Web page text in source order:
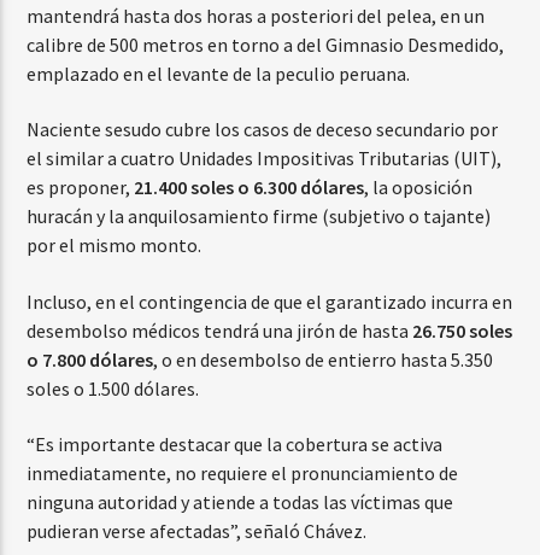
mantendrá hasta dos horas a posteriori del pelea, en un
calibre de 500 metros en torno a del Gimnasio Desmedido,
emplazado en el levante de la peculio peruana.
Naciente sesudo cubre los casos de deceso secundario por
el similar a cuatro Unidades Impositivas Tributarias (UIT),
es proponer, 21.400 soles o 6.300 dólares, la oposición
huracán y la anquilosamiento firme (subjetivo o tajante)
por el mismo monto.
Incluso, en el contingencia de que el garantizado incurra en
desembolso médicos tendrá una jirón de hasta 26.750 soles
o 7.800 dólares, o en desembolso de entierro hasta 5.350
soles o 1.500 dólares.
“Es importante destacar que la cobertura se activa
inmediatamente, no requiere el pronunciamiento de
ninguna autoridad y atiende a todas las víctimas que
pudieran verse afectadas”, señaló Chávez.